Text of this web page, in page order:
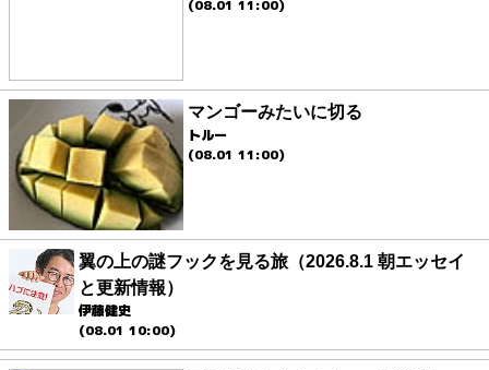
(08.01 11:00)
マンゴーみたいに切る
トルー
(08.01 11:00)
翼の上の謎フックを見る旅（2026.8.1 朝エッセイ
と更新情報）
伊藤健史
(08.01 10:00)